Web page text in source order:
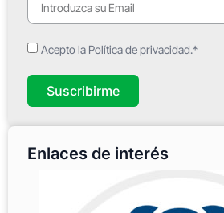
Acepto la Política de privacidad.*
Suscribirme
Enlaces de interés